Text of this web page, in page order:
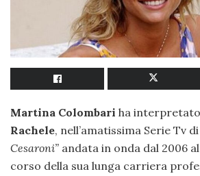
Martina Colombari ha
Rachele, nell’amatissima Serie Tv
Cesaroni” andata in onda dal 2006
corso della sua lunga carriera